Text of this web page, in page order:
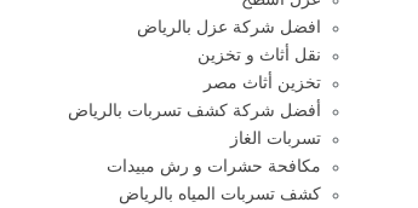
افضل شركة عزل بالرياض
نقل أثاث و تخزين
تخزين أثاث مصر
أفضل شركة كشف تسربات بالرياض
تسربات الغاز
مكافحة حشرات و رش مبيدات
كشف تسربات المياه بالرياض